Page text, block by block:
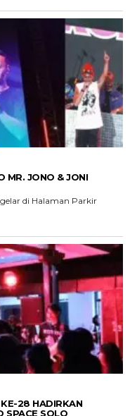
MR. JONO & JONI
di Halaman Parkir
28 HADIRKAN
SPACE SOLO